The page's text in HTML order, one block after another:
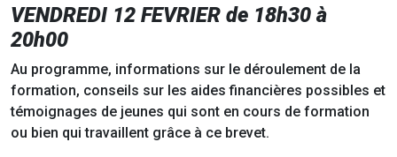
VENDREDI 12 FEVRIER de 18h30 à
20h00
Au programme, informations sur le déroulement de la
formation, conseils sur les aides financières possibles et
témoignages de jeunes qui sont en cours de formation
ou bien qui travaillent grâce à ce brevet.